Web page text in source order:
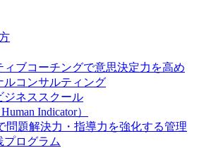
ィブコーチングで意思決定力を高め
ルコンサルティング
ジネススクール
Indicator）
問題解決力・指導力を強化する管理
プログラム